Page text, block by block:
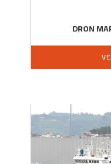
DRON